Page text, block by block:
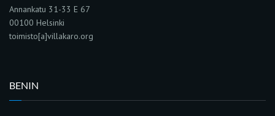
Annankatu 31-33 E 67
00100 Helsinki
toimisto[a]villakaro.org
BENIN